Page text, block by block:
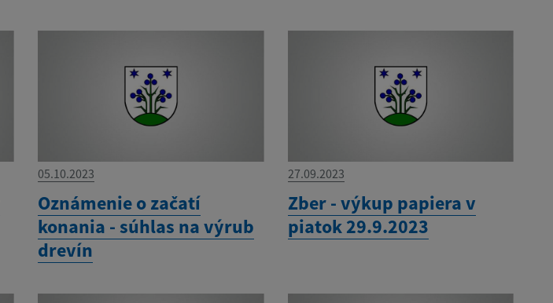
05.10.2023
Oznámenie o začatí
konania - súhlas na výrub
drevín
27.09.2023
Zber - výkup papiera v
piatok 29.9.2023